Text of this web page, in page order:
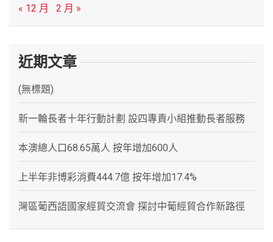
« 12 月
2 月 »
近期文章
(無標題)
新一輪長者十年行動計劃 設四專責小組推動長者服務
本澳總人口68.65萬人 按年增加600人
上半年非博彩消費444.7億 按年增加17.4%
灣區葡西語國家經貿交流會 探討中葡經貿合作新路徑